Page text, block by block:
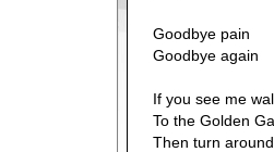
Goodbye pain
Goodbye again
If you see me
To the Golden
Then turn